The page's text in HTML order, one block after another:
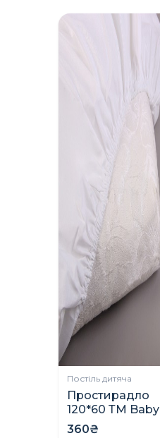
Постіль дитяча
Простирадло
120*60 ТМ Baby
Veres
360₴